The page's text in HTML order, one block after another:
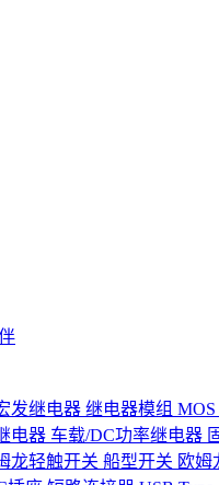
发继电器 继电器模组
电器 车载/DC功率继电器
龙轻触开关 船型开关 欧姆